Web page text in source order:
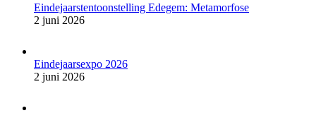
Eindejaarstentoonstelling Edegem: Metamorfose
2 juni 2026
Eindejaarsexpo 2026
2 juni 2026